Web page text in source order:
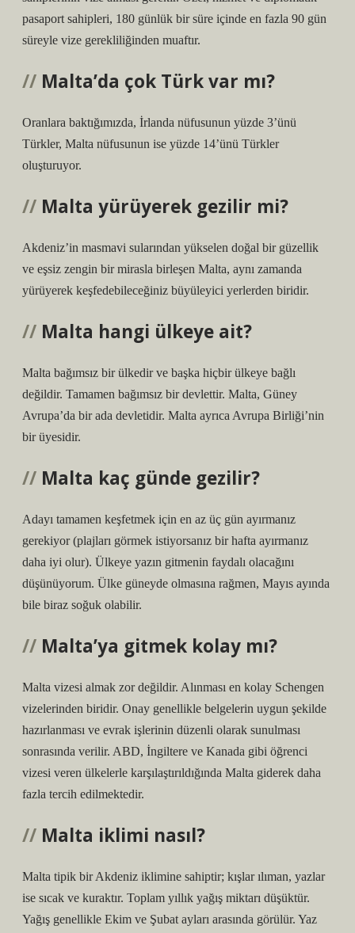
pasaport sahipleri, 180 günlük bir süre içinde en fazla 90 gün
süreyle vize gerekliliğinden muaftır.
Malta’da çok Türk var mı?
Oranlara baktığımızda, İrlanda nüfusunun yüzde 3’ünü
Türkler, Malta nüfusunun ise yüzde 14’ünü Türkler
oluşturuyor.
Malta yürüyerek gezilir mi?
Akdeniz’in masmavi sularından yükselen doğal bir güzellik
ve eşsiz zengin bir mirasla birleşen Malta, aynı zamanda
yürüyerek keşfedebileceğiniz büyüleyici yerlerden biridir.
Malta hangi ülkeye ait?
Malta bağımsız bir ülkedir ve başka hiçbir ülkeye bağlı
değildir. Tamamen bağımsız bir devlettir. Malta, Güney
Avrupa’da bir ada devletidir. Malta ayrıca Avrupa Birliği’nin
bir üyesidir.
Malta kaç günde gezilir?
Adayı tamamen keşfetmek için en az üç gün ayırmanız
gerekiyor (plajları görmek istiyorsanız bir hafta ayırmanız
daha iyi olur). Ülkeye yazın gitmenin faydalı olacağını
düşünüyorum. Ülke güneyde olmasına rağmen, Mayıs ayında
bile biraz soğuk olabilir.
Malta’ya gitmek kolay mı?
Malta vizesi almak zor değildir. Alınması en kolay Schengen
vizelerinden biridir. Onay genellikle belgelerin uygun şekilde
hazırlanması ve evrak işlerinin düzenli olarak sunulması
sonrasında verilir. ABD, İngiltere ve Kanada gibi öğrenci
vizesi veren ülkelerle karşılaştırıldığında Malta giderek daha
fazla tercih edilmektedir.
Malta iklimi nasıl?
Malta tipik bir Akdeniz iklimine sahiptir; kışlar ılıman, yazlar
ise sıcak ve kuraktır. Toplam yıllık yağış miktarı düşüktür.
Yağış genellikle Ekim ve Şubat ayları arasında görülür. Yaz